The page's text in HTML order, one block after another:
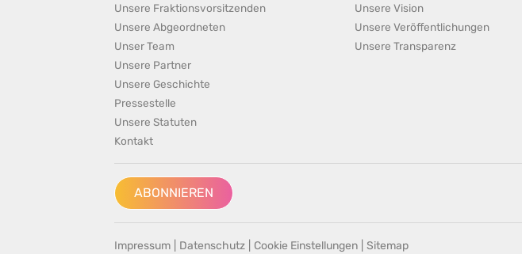
Unsere Fraktionsvorsitzenden
Unsere Abgeordneten
Unser Team
Unsere Partner
Unsere Geschichte
Pressestelle
Unsere Statuten
Kontakt
Unsere Vision
Unsere Veröffentlichungen
Unsere Transparenz
ABONNIEREN
Impressum Datenschutz Cookie Einstellungen Sitemap